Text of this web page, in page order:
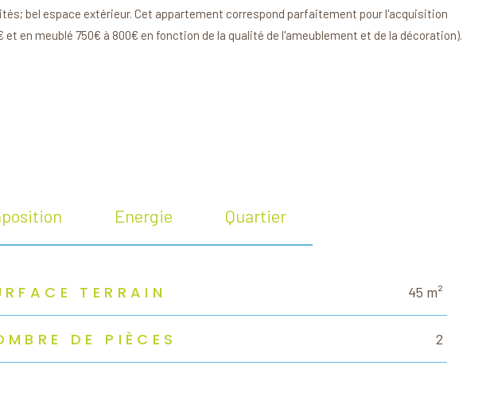
bel espace extérieur. Cet appartement correspond parfaitement pour l'acquisition
en meublé 750€ à 800€ en fonction de la qualité de l'ameublement et de la décoration).
Energie Quartier
TERRAIN 45 m²
DE PIÈCES 2